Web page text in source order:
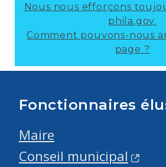
Nous nous efforçons
phila.gov.
Comment pouvons-nous
page ?
Fonctionnaires
Maire
Conseil municipal